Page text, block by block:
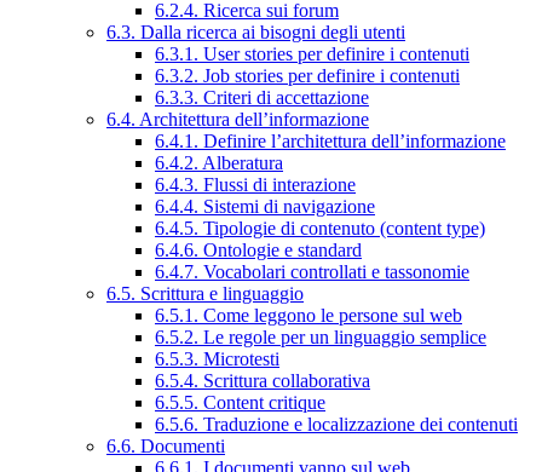
6.2.4. Ricerca sui forum
6.3. Dalla ricerca ai bisogni degli utenti
6.3.1. User stories per definire i contenuti
6.3.2. Job stories per definire i contenuti
6.3.3. Criteri di accettazione
6.4. Architettura dell’informazione
6.4.1. Definire l’architettura dell’informazione
6.4.2. Alberatura
6.4.3. Flussi di interazione
6.4.4. Sistemi di navigazione
6.4.5. Tipologie di contenuto (content type)
6.4.6. Ontologie e standard
6.4.7. Vocabolari controllati e tassonomie
6.5. Scrittura e linguaggio
6.5.1. Come leggono le persone sul web
6.5.2. Le regole per un linguaggio semplice
6.5.3. Microtesti
6.5.4. Scrittura collaborativa
6.5.5. Content critique
6.5.6. Traduzione e localizzazione dei contenuti
6.6. Documenti
6.6.1. I documenti vanno sul web